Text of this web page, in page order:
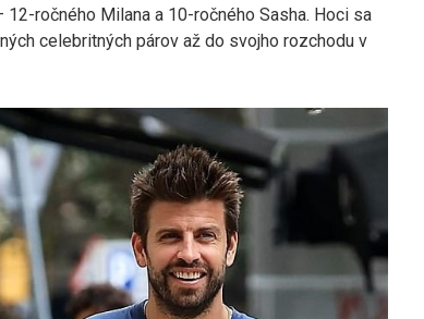
ročného Milana a 10-ročného Sasha. Hoci sa
celebritných párov až do svojho rozchodu v